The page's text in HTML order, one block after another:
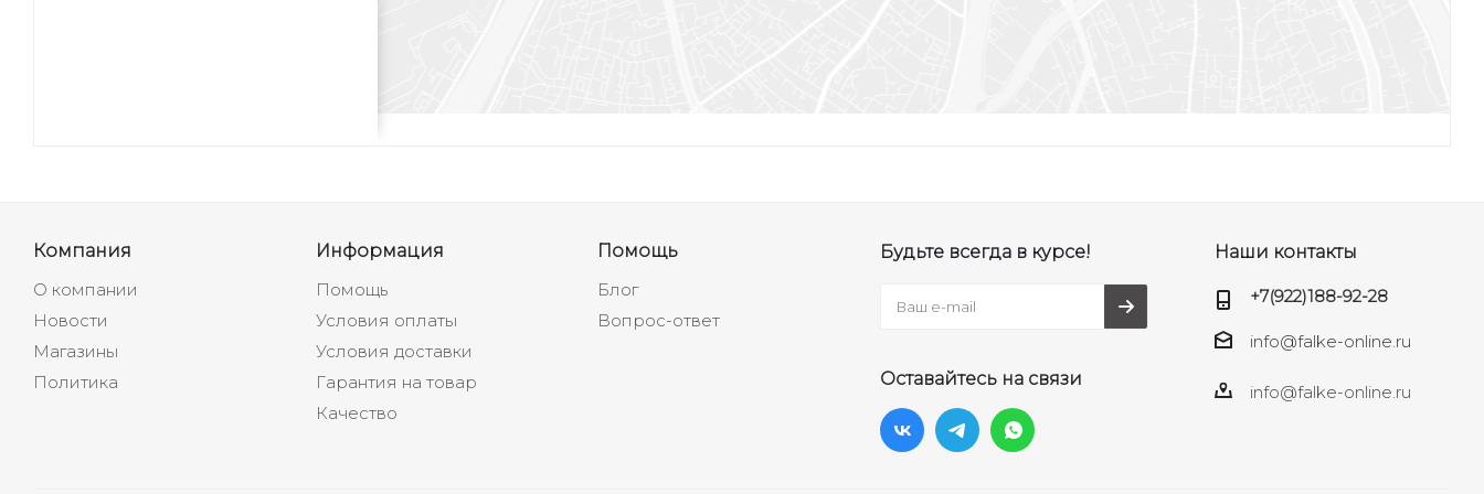
Компания
О компании
Новости
Магазины
Политика
Информация
Помощь
Условия оплаты
Условия доставки
Гарантия на товар
Качество
Помощь
Блог
Вопрос-ответ
Будьте всегда в курсе!
Оставайтесь на связи
Наши контакты
+7(922)188-92-28
info@falke-online.ru
info@falke-online.ru